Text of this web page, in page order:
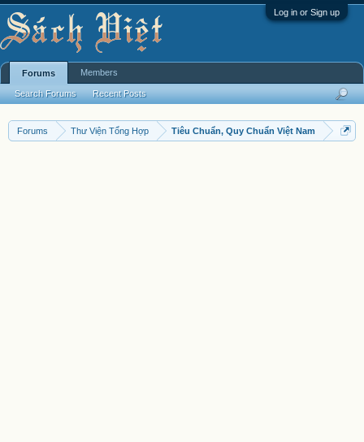
Log in or Sign up
Forums Thư Viện Tổng Hợp Tiêu Chuẩn, Quy Chuẩn Việt Nam
Forums
Search Forums Recent Posts
Members